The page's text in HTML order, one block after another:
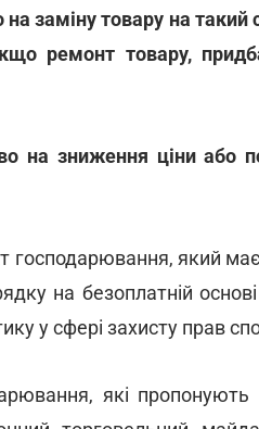
заміну товару на такий
ремонт товару,
на зниження ціни або
господарювання, який
на безоплатній
у сфері захисту прав
які